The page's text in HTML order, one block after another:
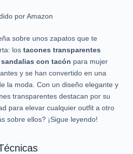
por Amazon
sobre unos zapatos que te
los tacones transparentes
sandalias con tacón para mujer
y se han convertido en una
la moda. Con un diseño elegante y
transparentes destacan por su
para elevar cualquier outfit a otro
sobre ellos? ¡Sigue leyendo!